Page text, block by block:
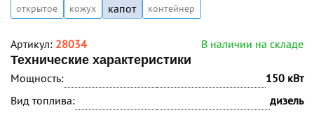
открытое кожух капот контейнер
Артикул: 28034
В наличии на складе
Технические характеристики
Мощность:
150 кВт
Вид топлива:
дизель